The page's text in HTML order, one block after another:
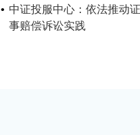
中证投服中心：依法推动
事赔偿诉讼实践